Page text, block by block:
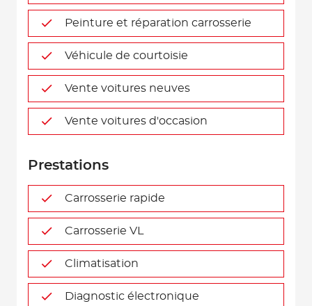
Peinture et réparation carrosserie
Véhicule de courtoisie
Vente voitures neuves
Vente voitures d'occasion
Prestations
Carrosserie rapide
Carrosserie VL
Climatisation
Diagnostic électronique